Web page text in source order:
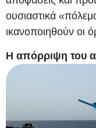
ουσιαστικά
ικανοποιηθούν οι
Η απόρριψη του